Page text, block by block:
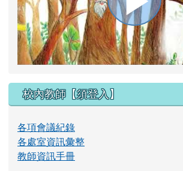
播
放
校內教師【須登入】
各項會議紀錄
各處室資訊彙整
教師資訊手冊